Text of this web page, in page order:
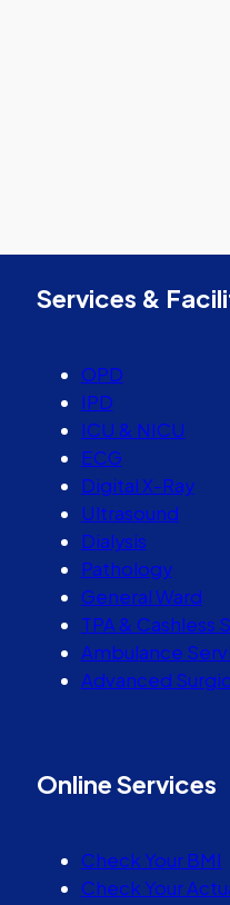
Services &
OPD
IPD
ICU & NICU
ECG
Digital X-Ray
Ultrasound
Dialysis
Pathology
General Ward
TPA & Cashless
Ambulance
Advanced
Online Services
Check Your BMI
Check Your